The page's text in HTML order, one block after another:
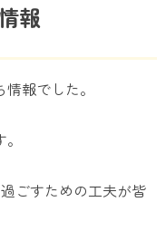
報
報でした。
ごすための工夫が皆